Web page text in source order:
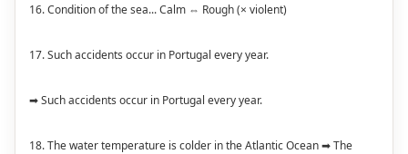
16. Condition of the sea... Calm ⇔ Rough (× violent)
17. Such accidents occur in Portugal every year.
➡ Such accidents occur in Portugal every year.
18. The water temperature is colder in the Atlantic Ocean ➡ The